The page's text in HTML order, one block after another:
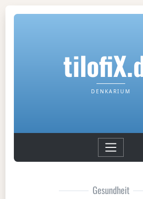
DENKARIUM
Gesundheit